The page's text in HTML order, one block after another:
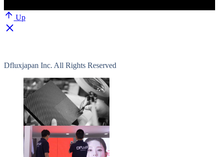
Up
Dfluxjapan Inc. All Rights Reserved